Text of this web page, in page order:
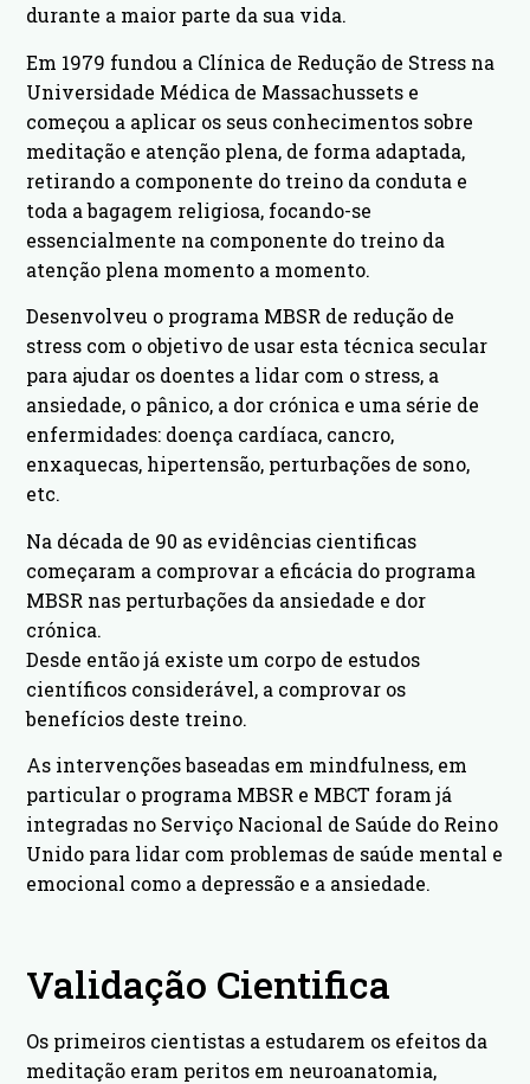
durante a maior parte da sua vida.
Em 1979 fundou a Clínica de Redução de Stress na
Universidade Médica de Massachussets e
começou a aplicar os seus conhecimentos sobre
meditação e atenção plena, de forma adaptada,
retirando a componente do treino da conduta e
toda a bagagem religiosa, focando-se
essencialmente na componente do treino da
atenção plena momento a momento.
Desenvolveu o programa MBSR de redução de
stress com o objetivo de usar esta técnica secular
para ajudar os doentes a lidar com o stress, a
ansiedade, o pânico, a dor crónica e uma série de
enfermidades: doença cardíaca, cancro,
enxaquecas, hipertensão, perturbações de sono,
etc.
Na década de 90 as evidências cientificas
começaram a comprovar a eficácia do programa
MBSR nas perturbações da ansiedade e dor
crónica.
Desde então já existe um corpo de estudos
científicos considerável, a comprovar os
benefícios deste treino.
As intervenções baseadas em mindfulness, em
particular o programa MBSR e MBCT foram já
integradas no Serviço Nacional de Saúde do Reino
Unido para lidar com problemas de saúde mental e
emocional como a depressão e a ansiedade.
Validação Cientifica
Os primeiros cientistas a estudarem os efeitos da
meditação eram peritos em neuroanatomia,